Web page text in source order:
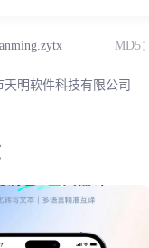
MD5：
天明软件科技有限公司